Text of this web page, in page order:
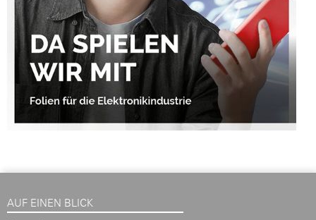
AUF EINEN BLICK